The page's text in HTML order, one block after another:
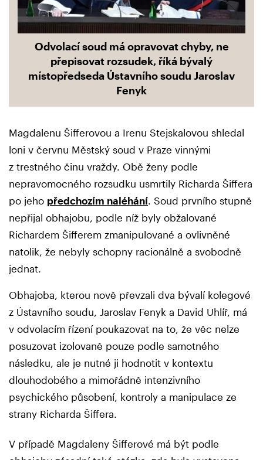
Odvolací soud má opravovat chyby, ne
přepisovat rozsudek, říká bývalý
místopředseda Ústavního soudu Jaroslav
Fenyk
Magdalenu Šifferovou a Irenu Stejskalovou shledal
loni v červnu Městský soud v Praze vinnými
z trestného činu vraždy. Obě ženy podle
nepravomocného rozsudku usmrtily Richarda Šiffera
po jeho předchozím naléhání . Soud prvního stupně
nepřijal obhajobu, podle níž byly obžalované
Richardem Šifferem zmanipulované a ovlivněné
natolik, že nebyly schopny racionálně a svobodně
jednat.
Obhajoba, kterou nově převzali dva bývalí kolegové
z Ústavního soudu, Jaroslav Fenyk a David Uhlíř, má
v odvolacím řízení poukazovat na to, že věc nelze
posuzovat izolovaně pouze podle samotného
následku, ale je nutné ji hodnotit v kontextu
dlouhodobého a mimořádně intenzivního
psychického působení, kontroly a manipulace ze
strany Richarda Šiffera.
V případě Magdaleny Šifferové má být podle